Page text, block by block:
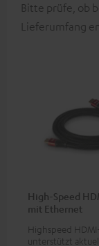
Bitte prüfe, ob
Lieferumfang
High-Speed
mit Ethernet
Highspeed
unterstützt